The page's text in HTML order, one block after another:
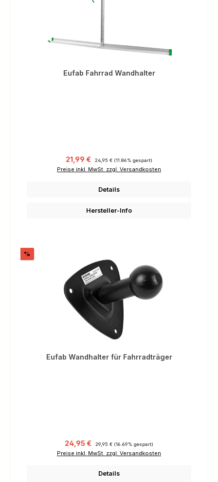
Eufab Fahrrad Wandhalter
Verkaufspreis:
21,99 € 24,95 € (11.86% gespart)
Preise inkl. MwSt. zzgl. Versandkosten
Details
Hersteller-Info
%
Eufab Wandhalter für Fahrradträger
Verkaufspreis:
24,95 € Regulärer Preis:
29,95 € (16.69% gespart)
Preise inkl. MwSt. zzgl. Versandkosten
Details